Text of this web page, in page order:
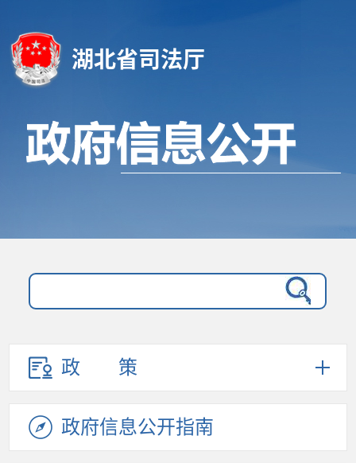
湖北省司法厅
政策
政府信息公开指南